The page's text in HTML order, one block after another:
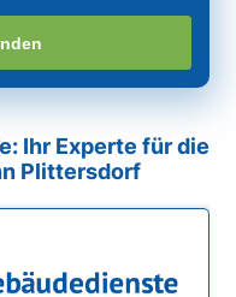
Ihr Experte für die
Plittersdorf